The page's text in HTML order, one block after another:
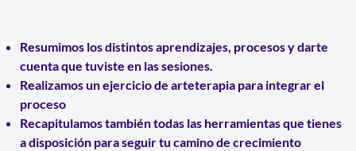
Resumimos los distintosaprendizajes, procesos y darte
cuenta que tuviste en las sesiones.
Realizamos un ejercicio de arteterapia para integrar el
proceso
Recapitulamos también todas las herramientasque tienes
a disposición para seguir tu camino de crecimiento